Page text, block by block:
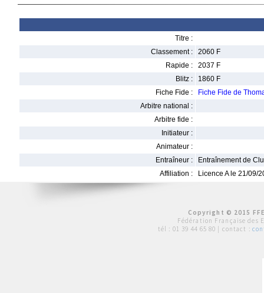
Titre :
Classement :
2060 F
Rapide :
2037 F
Blitz :
1860 F
Fiche Fide :
Fiche Fide de
Arbitre national :
Arbitre fide :
Initiateur :
Animateur :
Entraîneur :
Entraînement de
Affiliation :
Licence A le 21/09/
Copyright © 2015
Fédération Française des
tél : 01 39 44 65 80 | contact :